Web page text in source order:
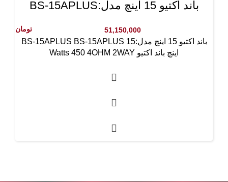
باند اکتیو 15 اینچ مدل:BS-15APLUS
تومان
باند اکتیو 15 اینچ مدل:BS-15APLUS BS-15APLUS 15
اینچ باند اکتیو Watts 450 4OHM 2WAY